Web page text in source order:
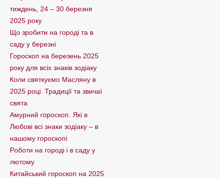
тиждень, 24 – 30 березня
2025 року
Що зробити на городі та в
саду у березні
Гороскоп на березень 2025
року для всіх знаків зодіаку
Коли святкуємо Масляну в
2025 році. Традиції та звичаї
свята
Амурний гороскоп. Які в
Любові всі знаки зодіаку – в
нашому гороскопі
Pоботи на городі і в саду у
лютому
Китайський гороскоп на 2025